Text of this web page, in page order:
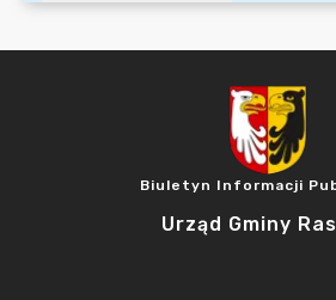
Biuletyn Informacji
Urząd Gminy